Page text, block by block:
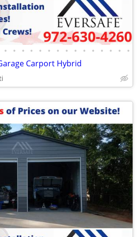
• • • • • • • • • • • • • • •
Carport Hybrid